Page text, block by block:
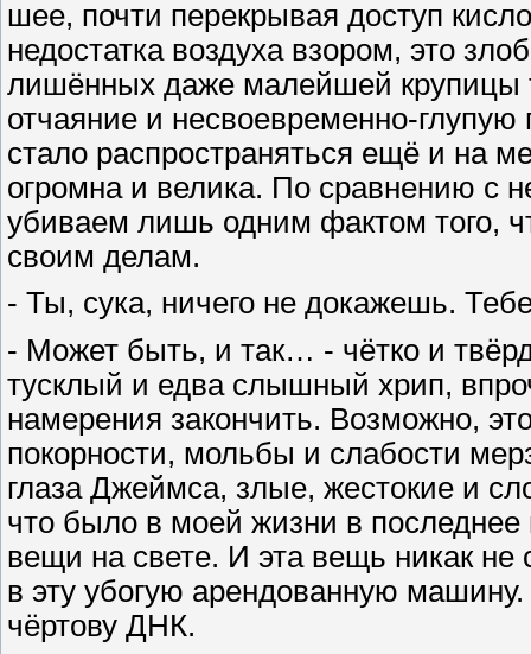
шее, почти перекрывая доступ
недостатка воздуха взором, это
лишённых даже малейшей крупицы
отчаяние и несвоевременно-глупую
стало распространяться ещё и на
огромна и велика. По сравнению с
убиваем лишь одним фактом того,
своим делам.
- Ты, сука, ничего не докажешь.
- Может быть, и так… - чётко и
тусклый и едва слышный хрип,
намерения закончить. Возможно,
покорности, мольбы и слабости
глаза Джеймса, злые, жестокие и
что было в моей жизни в
вещи на свете. И эта вещь никак
в эту убогую арендованную
чёртову ДНК.